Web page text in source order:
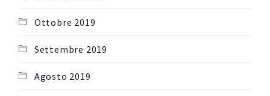
Ottobre 2019
Settembre 2019
Agosto 2019